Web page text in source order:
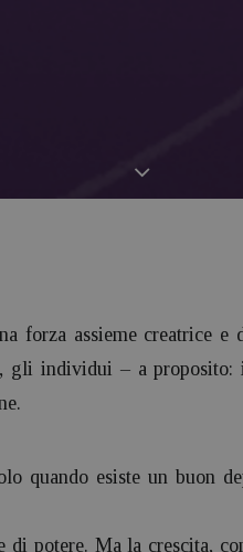
forza assieme creatrice e
gli individui – a
quando esiste un buon
di potere. Ma la crescita,